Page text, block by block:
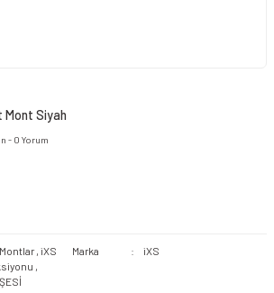
Siyah
- 0 Yorum
, iXS
,
Marka iXS